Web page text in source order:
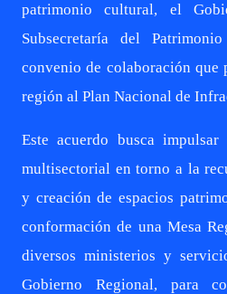
patrimonio cultural, el
Subsecretaría del
convenio de colaboración
región al Plan Nacional de
Este acuerdo busca
multisectorial en torno a la
y creación de espacios
conformación de una Mesa
diversos ministerios y
Gobierno Regional, para